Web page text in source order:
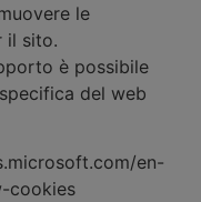
le
il sito.
è possibile
del web
en-
cookies